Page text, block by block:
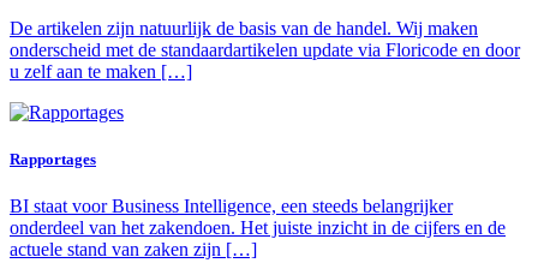
De artikelen zijn natuurlijk de basis van de handel. Wij maken
onderscheid met de standaardartikelen update via Floricode en door
u zelf aan te maken […]
Rapportages
BI staat voor Business Intelligence, een steeds belangrijker
onderdeel van het zakendoen. Het juiste inzicht in de cijfers en de
actuele stand van zaken zijn […]